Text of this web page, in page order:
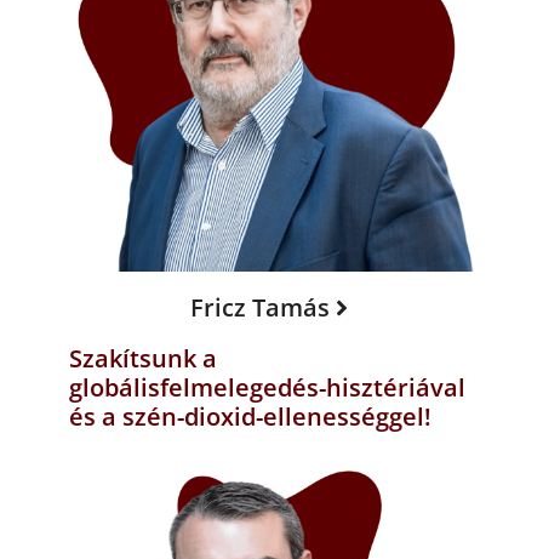
Fricz Tamás
Szakítsunk a
globálisfelmelegedés-hisztériával
és a szén-dioxid-ellenességgel!